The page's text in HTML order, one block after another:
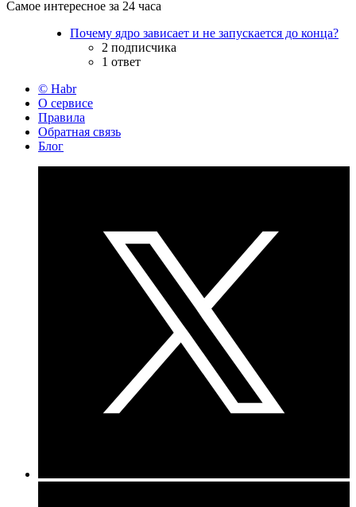
Самое интересное за 24 часа
Почему ядро зависает и не запускается до конца?
2 подписчика
1 ответ
© Habr
О сервисе
Правила
Обратная связь
Блог